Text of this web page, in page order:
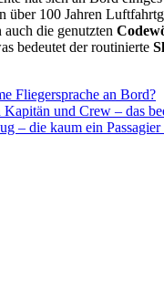
über 100 Jahren
die genutzten
bedeutet der routinierte
Fliegersprache an Bord?
und Crew – das
– die kaum ein